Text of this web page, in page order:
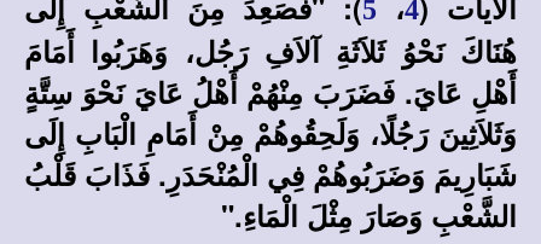
4
5
هُنَاكَ نَحْوُ ثَلاَثَةِ آلاَفِ رَجُل، وَهَرَبُوا أَمَامَ
أَهْلِ عَايَ. فَضَرَبَ مِنْهُمْ أَهْلُ عَايَ نَحْوَ سِتَّةٍ
وَثَلاَثِينَ رَجُلًا، وَلَحِقُوهُمْ مِنْ أَمَامِ الْبَابِ إِلَى
شَبَارِيمَ وَضَرَبُوهُمْ فِي الْمُنْحَدَرِ. فَذَابَ قَلْبُ
الشَّعْبِ وَصَارَ مِثْلَ الْمَاءِ."